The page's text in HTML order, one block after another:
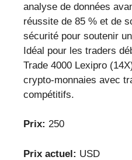
analyse de données
réussite de 85 % et de
sécurité pour soutenir
Idéal pour les traders
Trade 4000 Lexipro
crypto-monnaies avec
compétitifs.
Prix: 250
Prix actuel: USD